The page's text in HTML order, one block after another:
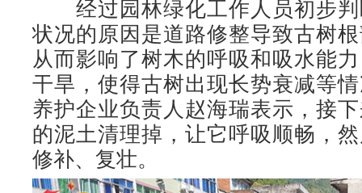
经过园林绿化工作人员初步判
状况的原因是道路修整导致古树
从而影响了树木的呼吸和吸水能
干旱，使得古树出现长势衰减等
养护企业负责人赵海瑞表示，接
的泥土清理掉，让它呼吸顺畅，
修补、复壮。